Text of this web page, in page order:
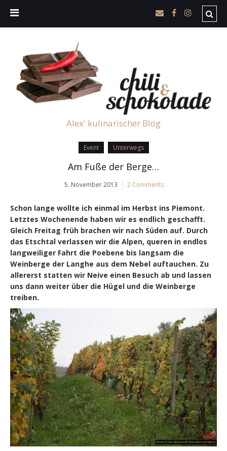
Alex' kulinarischer Blog
Event Unterwegs
Am Fuße der Berge…
5. November 2013 2 Comments
Schon lange wollte ich einmal im Herbst ins Piemont.
Letztes Wochenende haben wir es endlich geschafft.
Gleich Freitag früh brachen wir nach Süden auf. Durch
das Etschtal verlassen wir die Alpen, queren in endlos
langweiliger Fahrt die Poebene bis langsam die
Weinberge der Langhe aus dem Nebel auftauchen. Zu
allererst statten wir Neive einen Besuch ab und lassen
uns dann weiter über die Hügel und die Weinberge
treiben.